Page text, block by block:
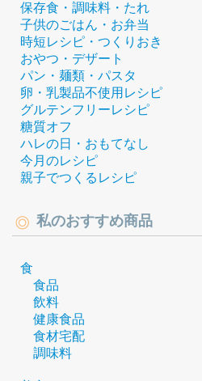
保存食・調味料・たれ
子供のごはん・お弁当
時短レシピ・つくりおき
おやつ・デザート
パン・麺類・パスタ
卵・乳製品不使用レシピ
グルテンフリーレシピ
糖質オフ
ハレの日・おもてなし
今月のレシピ
親子でつくるレシピ
私のおすすめ商品
食
食品
飲料
健康食品
食材宅配
調味料